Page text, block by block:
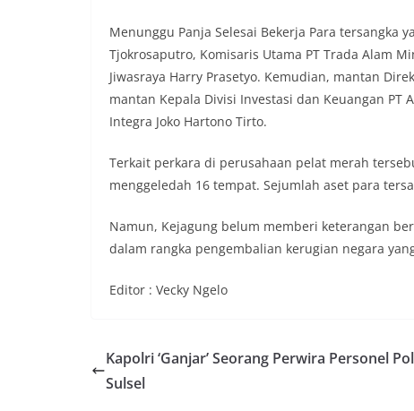
Menunggu Panja Selesai Bekerja Para tersangka
Tjokrosaputro, Komisaris Utama PT Trada Alam
Jiwasraya Harry Prasetyo. Kemudian, mantan
mantan Kepala Divisi Investasi dan Keuangan PT
Integra Joko Hartono Tirto.
Terkait perkara di perusahaan pelat merah
menggeledah 16 tempat. Sejumlah aset para
Namun, Kejagung belum memberi keterangan
dalam rangka pengembalian kerugian negara
Editor : Vecky Ngelo
Kapolri ‘Ganjar’ Seorang Perwira Personel
Sulsel